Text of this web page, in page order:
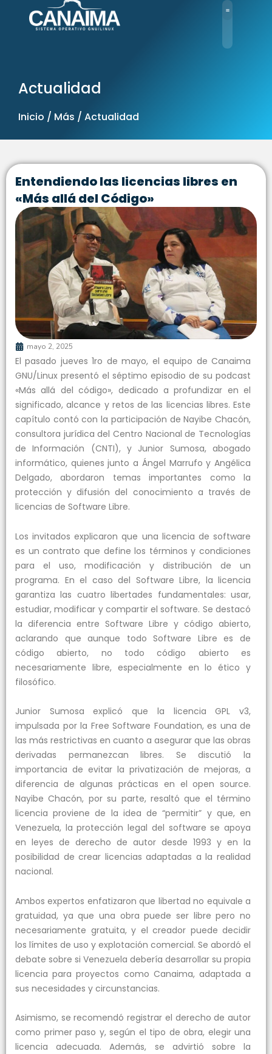
Actualidad
Inicio / Más / Actualidad
Entendiendo las licencias libres en
«Más allá del Código»
mayo 2, 2025
El pasado jueves 1ro de mayo, el equipo de Canaima
GNU/Linux presentó el séptimo episodio de su podcast
«Más allá del código», dedicado a profundizar en el
significado, alcance y retos de las licencias libres. Este
capítulo contó con la participación de Nayibe Chacón,
consultora jurídica del Centro Nacional de Tecnologías
de Información (CNTI), y Junior Sumosa, abogado
informático, quienes junto a Ángel Marrufo y Angélica
Delgado, abordaron temas importantes como la
protección y difusión del conocimiento a través de
licencias de Software Libre.
Los invitados explicaron que una licencia de software
es un contrato que define los términos y condiciones
para el uso, modificación y distribución de un
programa. En el caso del Software Libre, la licencia
garantiza las cuatro libertades fundamentales: usar,
estudiar, modificar y compartir el software. Se destacó
la diferencia entre Software Libre y código abierto,
aclarando que aunque todo Software Libre es de
código abierto, no todo código abierto es
necesariamente libre, especialmente en lo ético y
filosófico.
Junior Sumosa explicó que la licencia GPL v3,
impulsada por la Free Software Foundation, es una de
las más restrictivas en cuanto a asegurar que las obras
derivadas permanezcan libres. Se discutió la
importancia de evitar la privatización de mejoras, a
diferencia de algunas prácticas en el open source.
Nayibe Chacón, por su parte, resaltó que el término
licencia proviene de la idea de “permitir” y que, en
Venezuela, la protección legal del software se apoya
en leyes de derecho de autor desde 1993 y en la
posibilidad de crear licencias adaptadas a la realidad
nacional.
Ambos expertos enfatizaron que libertad no equivale a
gratuidad, ya que una obra puede ser libre pero no
necesariamente gratuita, y el creador puede decidir
los límites de uso y explotación comercial. Se abordó el
debate sobre si Venezuela debería desarrollar su propia
licencia para proyectos como Canaima, adaptada a
sus necesidades y circunstancias.
Asimismo, se recomendó registrar el derecho de autor
como primer paso y, según el tipo de obra, elegir una
licencia adecuada. Además, se advirtió sobre la